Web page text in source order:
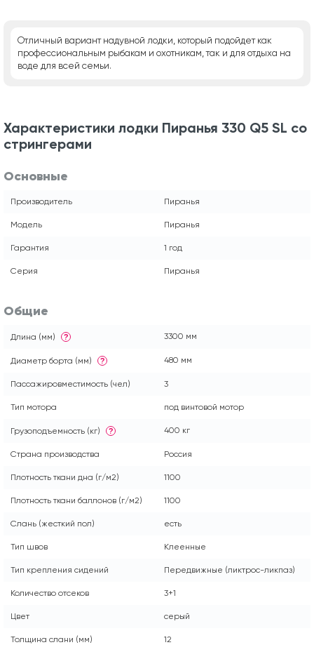
Отличный вариант надувной лодки, который подойдет как
профессиональным рыбакам и охотникам, так и для отдыха на
воде для всей семьи.
Характеристики лодки Пиранья 330 Q5 SL со
стрингерами
Основные
Производитель Пиранья
Модель Пиранья
Гарантия 1 год
Серия Пиранья
Общие
Длина (мм) ? 3300 мм
Диаметр борта (мм) ? 480 мм
Пассажировместимость (чел) 3
Тип мотора под винтовой мотор
Грузоподъемность (кг) ? 400 кг
Страна производства Россия
Плотность ткани дна (г/м2) 1100
Плотность ткани баллонов (г/м2) 1100
Слань (жесткий пол) есть
Тип швов Клеенные
Тип крепления сидений Передвижные (ликтрос-ликпаз)
Количество отсеков 3+1
Цвет серый
Толщина слани (мм) 12